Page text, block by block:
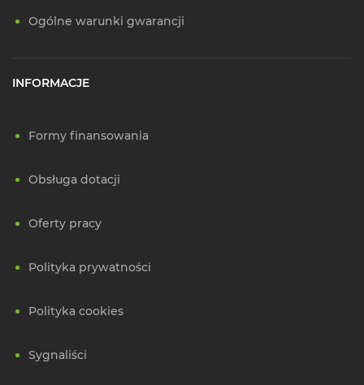
Ogólne warunki gwarancji
INFORMACJE
Formy finansowania
Obsługa dotacji
Oferty pracy
Polityka prywatności
Polityka cookies
Sygnaliści